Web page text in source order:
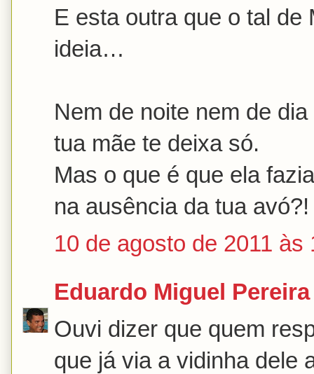
E esta outra que o tal de
ideia…
Nem de noite nem de dia
tua mãe te deixa só.
Mas o que é que ela fazia
na ausência da tua avó?!
10 de agosto de 2011 às
Eduardo Miguel Pereira
Ouvi dizer que quem
que já via a vidinha dele